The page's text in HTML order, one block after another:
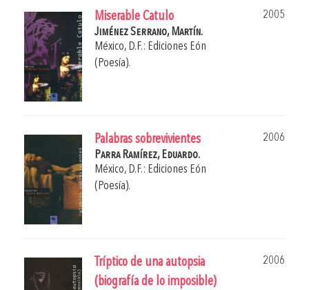
Miserable Catulo
2005
Jiménez Serrano, Martín.
México, D.F.: Ediciones Eón
(Poesía).
Palabras sobrevivientes
2006
Parra Ramírez, Eduardo.
México, D.F.: Ediciones Eón
(Poesía).
Tríptico de una autopsia
(biografía de lo imposible)
2006